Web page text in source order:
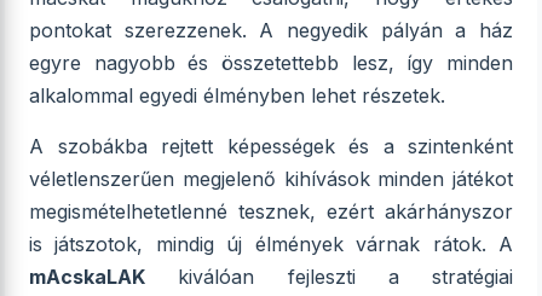
pontokat szerezzenek. A negyedik pályán a ház
egyre nagyobb és összetettebb lesz, így minden
alkalommal egyedi élményben lehet részetek.
A szobákba rejtett képességek és a szintenként
véletlenszerűen megjelenő kihívások minden játékot
megismételhetetlenné tesznek, ezért akárhányszor
is játszotok, mindig új élmények várnak rátok. A
mAcskaLAK kiválóan fejleszti a stratégiai